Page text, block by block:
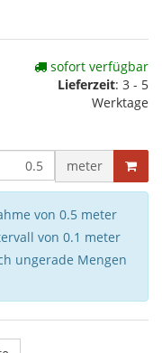
sofort verfügbar
Lieferzeit: 3 - 5
Werktage
meter
von 0.5 meter
von 0.1 meter
ungerade Mengen